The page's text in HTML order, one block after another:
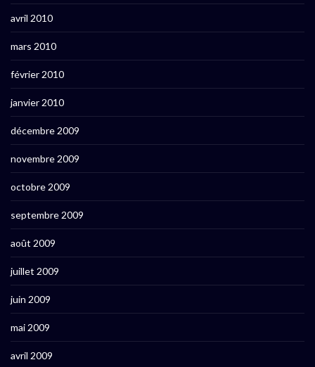
avril 2010
mars 2010
février 2010
janvier 2010
décembre 2009
novembre 2009
octobre 2009
septembre 2009
août 2009
juillet 2009
juin 2009
mai 2009
avril 2009